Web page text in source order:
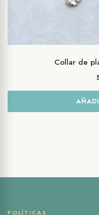
Collar de
POLÍTICAS